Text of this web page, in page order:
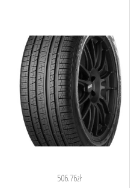
506.76zł